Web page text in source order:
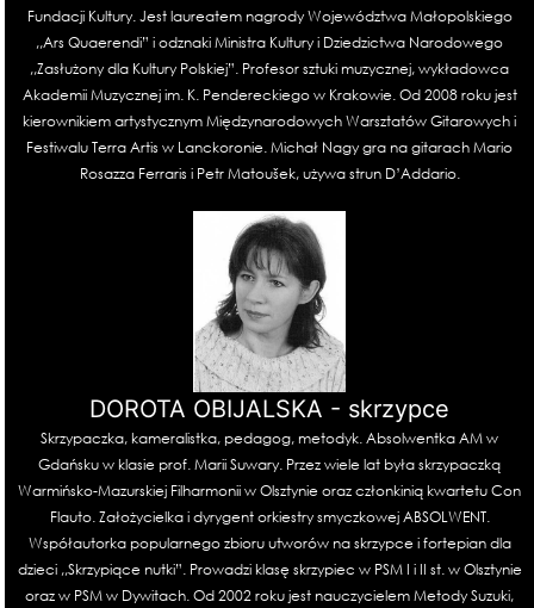
Fundacji Kultury. Jest laureatem nagrody Województwa Małopolskiego
,,Ars Quaerendi” i odznaki Ministra Kultury i Dziedzictwa Narodowego
,,Zasłużony dla Kultury Polskiej”. Profesor sztuki muzycznej, wykładowca
Akademii Muzycznej im. K. Pendereckiego w Krakowie. Od 2008 roku jest
kierownikiem artystycznym Międzynarodowych Warsztatów Gitarowych i
Festiwalu Terra Artis w Lanckoronie. Michał Nagy gra na gitarach Mario
Rosazza Ferraris i Petr Matoušek, używa strun D’Addario.
DOROTA OBIJALSKA - skrzypce
Skrzypaczka, kameralistka, pedagog, metodyk. Absolwentka AM w
Gdańsku w klasie prof. Marii Suwary. Przez wiele lat była skrzypaczką
Warmińsko-Mazurskiej Filharmonii w Olsztynie oraz członkinią kwartetu Con
Flauto. Założycielka i dyrygent orkiestry smyczkowej ABSOLWENT.
Współautorka popularnego zbioru utworów na skrzypce i fortepian dla
dzieci ,,Skrzypiące nutki”. Prowadzi klasę skrzypiec w PSM I i II st. w Olsztynie
oraz w PSM w Dywitach. Od 2002 roku jest nauczycielem Metody Suzuki,